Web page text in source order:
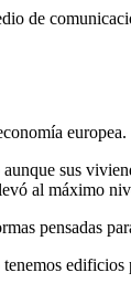
de
europea.
sus
al máximo
pensadas